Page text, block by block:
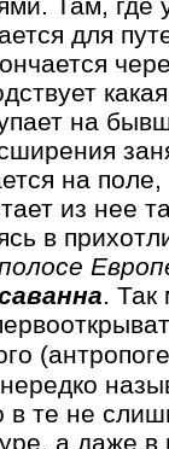
Там, где
для
на
на
из нее
в
. Так
в те не
а даже